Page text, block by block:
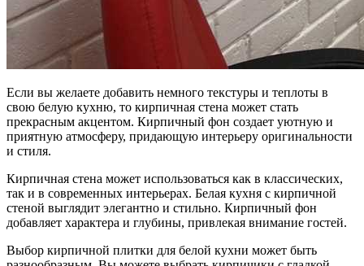
Если вы желаете добавить немного текстуры и теплоты в
свою белую кухню, то кирпичная стена может стать
прекрасным акцентом. Кирпичный фон создает уютную и
приятную атмосферу, придающую интерьеру оригинальности
и стиля.
Кирпичная стена может использоваться как в классических,
так и в современных интерьерах. Белая кухня с кирпичной
стеной выглядит элегантно и стильно. Кирпичный фон
добавляет характера и глубины, привлекая внимание гостей.
Выбор кирпичной плитки для белой кухни может быть